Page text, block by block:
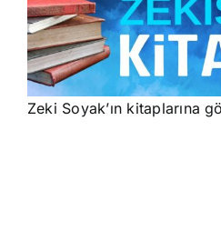
Zeki Soyak’ın kitaplarına